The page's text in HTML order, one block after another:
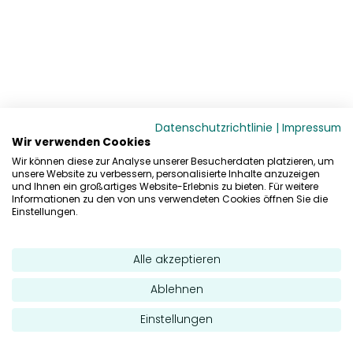
Datenschutzrichtlinie | Impressum
Wir verwenden Cookies
Wir können diese zur Analyse unserer Besucherdaten platzieren, um
unsere Website zu verbessern, personalisierte Inhalte anzuzeigen
und Ihnen ein großartiges Website-Erlebnis zu bieten. Für weitere
Informationen zu den von uns verwendeten Cookies öffnen Sie die
Einstellungen.
Alle akzeptieren
Ablehnen
Einstellungen